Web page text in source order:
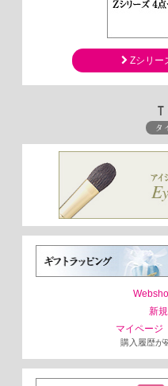
一に密着しているように感
★★★★★【とても満足】
シャドウはこれ一択だと思
M.K様 （40代／女性）
★★★★★【とても満足】
アイシャドーをふんわり乗
しました。ほどよくコシが
と角度が絶妙で下まぶたに
S.N様 （30代／女性）
★★★★★【とても満足】
肌への刺激が少なく優しい
シも筆のサイズ感がちょう
Zシリー
タ
新
マイページ
購入履歴が